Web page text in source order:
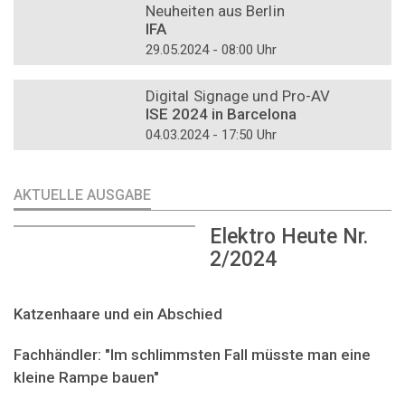
Neuheiten aus Berlin
IFA
29.05.2024 - 08:00 Uhr
Digital Signage und Pro-AV
ISE 2024 in Barcelona
04.03.2024 - 17:50 Uhr
AKTUELLE AUSGABE
Elektro Heute Nr.
2/2024
Katzenhaare und ein Abschied
Fachhändler: "Im schlimmsten Fall müsste man eine
kleine Rampe bauen"